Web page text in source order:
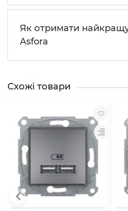
Як отримати
Asfora
Схожі товари